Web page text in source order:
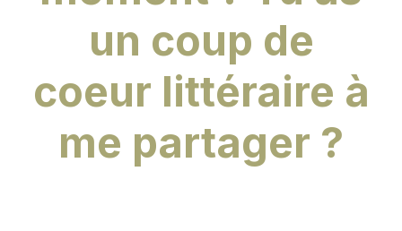
un coup de
coeur littéraire à
me partager ?